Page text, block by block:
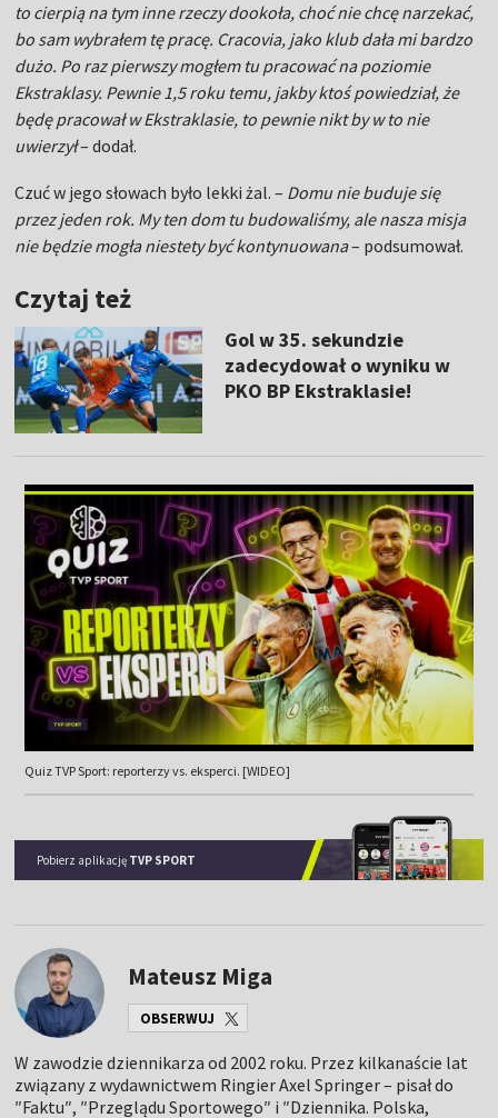
to cierpią na tym inne rzeczy dookoła, choć nie chcę narzekać,
bo sam wybrałem tę pracę. Cracovia, jako klub dała mi bardzo
dużo. Po raz pierwszy mogłem tu pracować na poziomie
Ekstraklasy. Pewnie 1,5 roku temu, jakby ktoś powiedział, że
będę pracował w Ekstraklasie, to pewnie nikt by w to nie
uwierzył– dodał.
Czuć w jego słowach było lekki żal. – Domu nie buduje się
przez jeden rok. My ten dom tu budowaliśmy, ale nasza misja
nie będzie mogła niestety być kontynuowana– podsumował.
Czytaj też
Gol w 35. sekundzie
zadecydował o wyniku w
PKO BP Ekstraklasie!
Quiz TVP Sport: reporterzy vs. eksperci. [WIDEO]
Pobierz aplikację TVP SPORT
Mateusz Miga
OBSERWUJ
W zawodzie dziennikarza od 2002 roku. Przez kilkanaście lat
związany z wydawnictwem Ringier Axel Springer – pisał do
″Faktu″, ″Przeglądu Sportowego″ i ″Dziennika. Polska,